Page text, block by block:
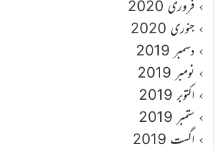
فروری 2020
جنوری 2020
دسمبر 2019
نومبر 2019
اکتوبر 2019
ستمبر 2019
اگست 2019